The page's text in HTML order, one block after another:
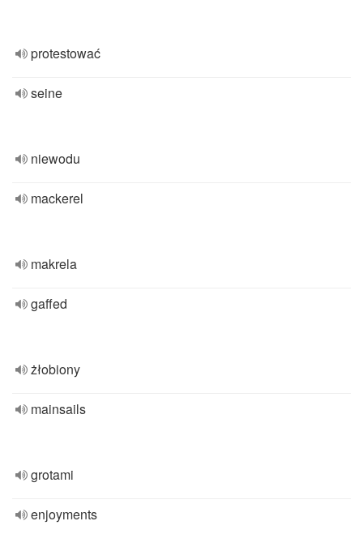
protestować
seine
niewodu
mackerel
makrela
gaffed
żłobiony
mainsails
grotami
enjoyments